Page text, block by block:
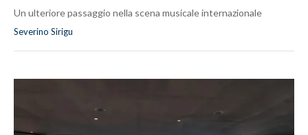
Un ulteriore passaggio nella scena musicale internazionale
Severino Sirigu